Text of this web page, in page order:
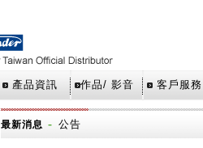
產品資訊 作品/ 影音 客戶服務
最新消息 - 公告